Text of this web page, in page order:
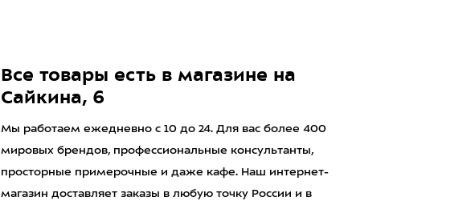
Все товары есть в магазине на
Сайкина, 6
Мы работаем ежедневно с 10 до 24. Для вас более 400
мировых брендов, профессиональные консультанты,
просторные примерочные и даже кафе. Наш интернет-
магазин доставляет заказы в любую точку России и в